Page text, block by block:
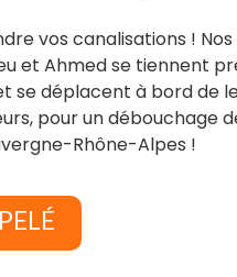
vos canalisations ! Nos
et Ahmed se tiennent
se déplacent à bord de
pour un débouchage
Rhône-Alpes !